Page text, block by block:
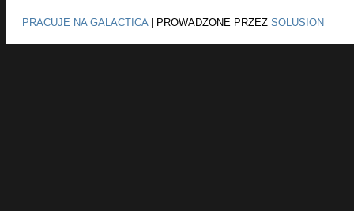
PRACUJE NA GALACTICA| PROWADZONE PRZEZ SOLUSION